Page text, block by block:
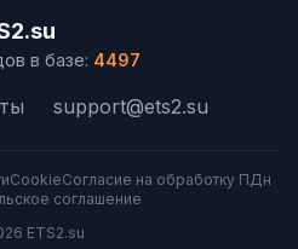
в базе: 4497
support@ets2.su
CookieСогласие на обработку ПДн
соглашение
ETS2.su